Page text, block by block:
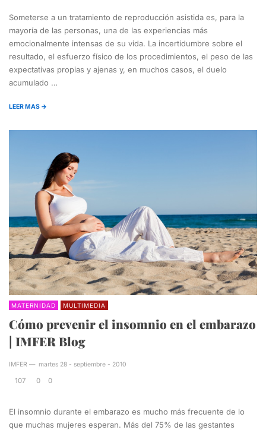
Someterse a un tratamiento de reproducción asistida es, para la
mayoría de las personas, una de las experiencias más
emocionalmente intensas de su vida. La incertidumbre sobre el
resultado, el esfuerzo físico de los procedimientos, el peso de las
expectativas propias y ajenas y, en muchos casos, el duelo
acumulado …
LEER MAS →
MATERNIDAD MULTIMEDIA
Cómo prevenir el insomnio en el embarazo
| IMFER Blog
IMFER — martes 28 - septiembre - 2010
107 0 0
El insomnio durante el embarazo es mucho más frecuente de lo
que muchas mujeres esperan. Más del 75% de las gestantes